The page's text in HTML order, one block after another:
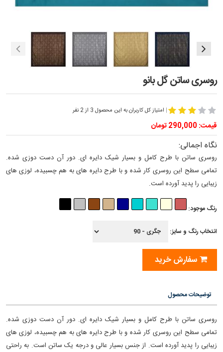
روسری ساتن گل بانو
| امتیاز کل کاربران به این محصول 3 از 2 نفر
قیمت: 290,000 تومان
نگاه اجمالی:
روسری ساتن با طرح کامل و بسیار شیک دایره ای. دور آن دست دوزی شده.
تمامی سطح این روسری کار شده و با طرح دایره های به هم چسبیده، لوزی های
زیبایی را پدید آورده است.
رنگ موجود:
انتخاب رنگ و سایز:
سفارش خرید
توضیحات محصول
روسری ساتن با طرح کامل و بسیار شیک دایره ای. دور آن دست دوزی شده.
تمامی سطح این روسری کار شده و با طرح دایره های به هم چسبیده، لوزی های
زیبایی را پدید آورده است. از جنس بسیار عالی و درجه یک ساتن است. به راحتی